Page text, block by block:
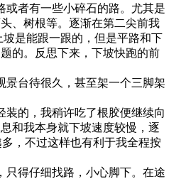
者有一些小碎石的路。尤其是
、树根等。逐渐在第二尖前我
是能跟一跟的，但是平路和下
的。反思下来，下坡快跑的前
台待很久，甚至架一个三脚架
的，我稍许吃了根胶便继续向
和我本身就下坡速度较慢，逐
，不过这样也有利于我全程按
得仔细找路，小心脚下。在途